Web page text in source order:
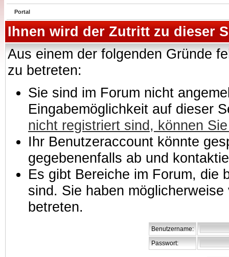
Portal
Ihnen wird der Zutritt zu dieser
Aus einem der folgenden Gründe
zu betreten:
Sie sind im Forum nicht
Eingabemöglichkeit auf dieser
nicht registriert sind, können
Ihr Benutzeraccount könnte
gegebenenfalls ab und
Es gibt Bereiche im Forum, die
sind. Sie haben
betreten.
Benutzername:
Passwort: